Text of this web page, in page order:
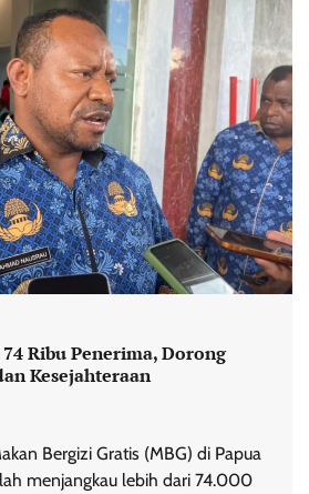
74 Ribu Penerima, Dorong
Kesejahteraan
Bergizi Gratis (MBG) di Papua
menjangkau lebih dari 74.000